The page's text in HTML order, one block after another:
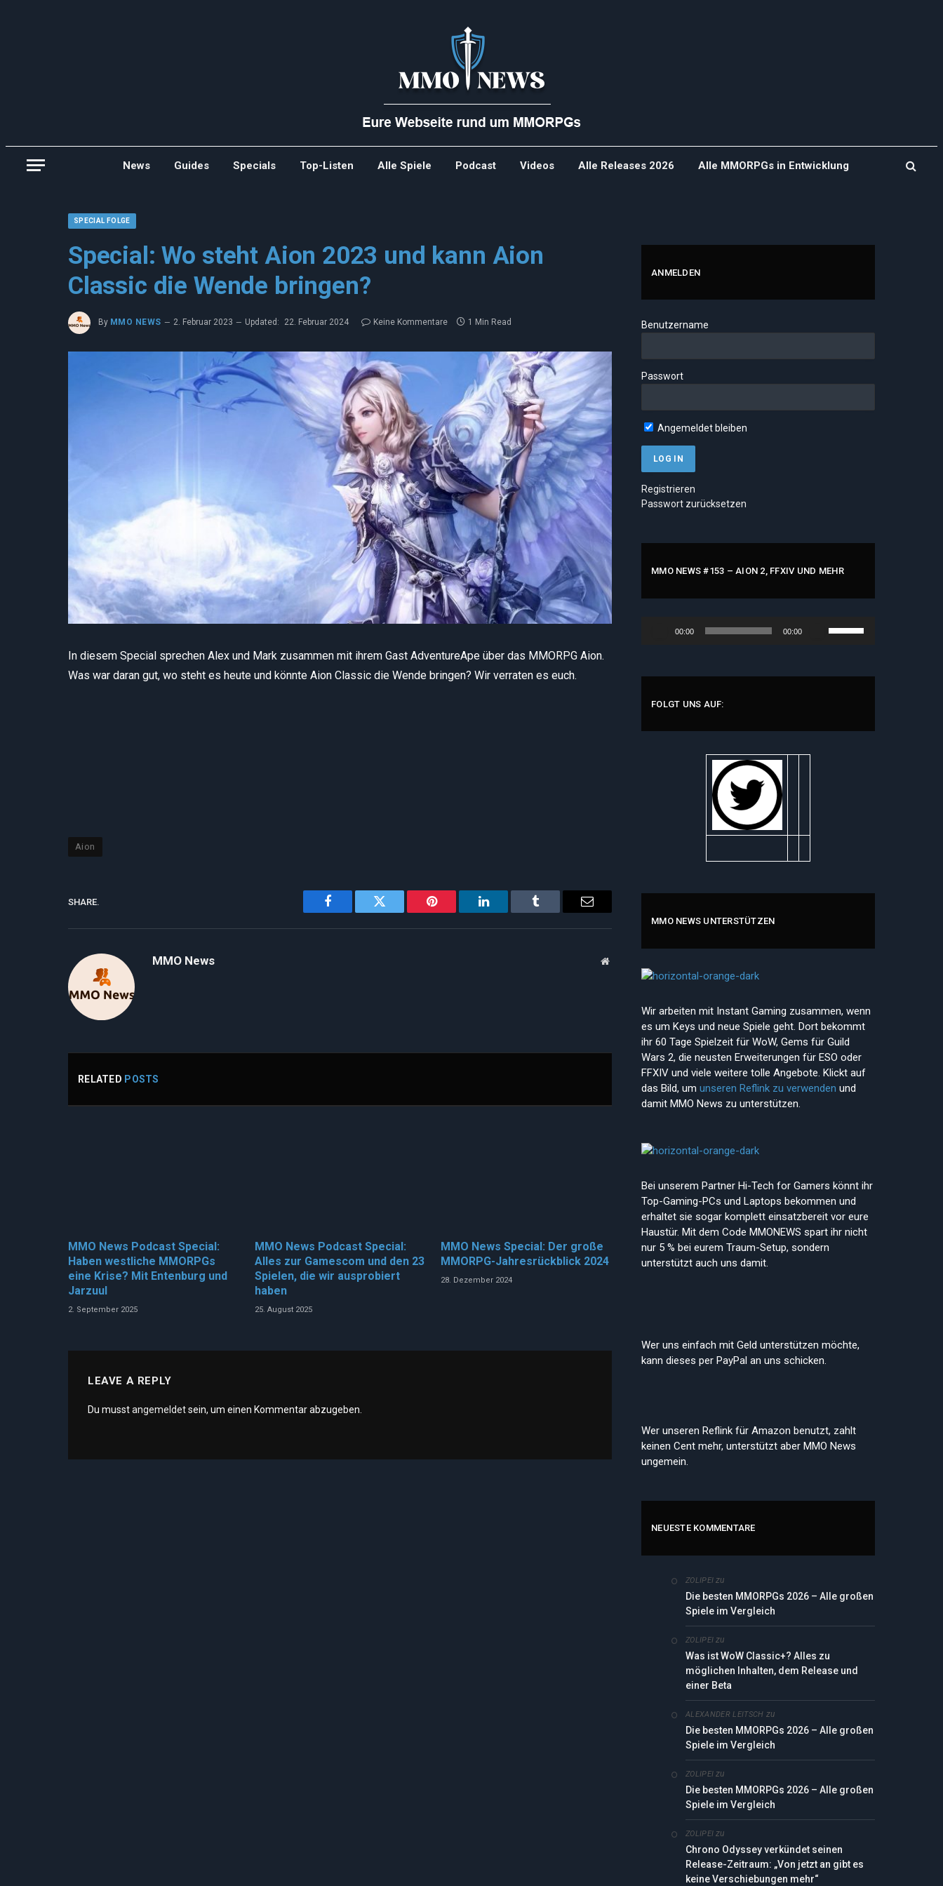
News Guides Specials Top-Listen Alle Spiele Podcast Videos Alle Releases 2026 Alle MMORPGs in Entwicklung
SPECIAL FOLGE
Special: Wo steht Aion 2023 und kann Aion
Classic die Wende bringen?
By MMO NEWS 2. Februar 2023 Updated: 22. Februar 2024 Keine Kommentare 1 Min Read
In diesem Special sprechen Alex und Mark zusammen mit ihrem Gast AdventureApe über das MMORPG Aion.
Was war daran gut, wo steht es heute und könnte Aion Classic die Wende bringen? Wir verraten es euch.
Aion
SHARE.
Facebook Twitter Pinterest LinkedIn Tumblr Email
MMO News Website
RELATED POSTS
MMO News Podcast Special:
Haben westliche MMORPGs
eine Krise? Mit Entenburg und
Jarzuul
2. September 2025
MMO News Podcast Special:
Alles zur Gamescom und den 23
Spielen, die wir ausprobiert
haben
25. August 2025
MMO News Special: Der große
MMORPG-Jahresrückblick 2024
28. Dezember 2024
LEAVE A REPLY
Du musstangemeldetsein, um einen Kommentar abzugeben.
ANMELDEN
Benutzername
Passwort
Angemeldet bleiben
Registrieren
Passwort zurücksetzen
MMO NEWS #153 – AION 2, FFXIV UND MEHR
00:00 00:00
FOLGT UNS AUF:
MMO NEWS UNTERSTÜTZEN
Wir arbeiten mit Instant Gaming zusammen, wenn
es um Keys und neue Spiele geht. Dort bekommt
ihr 60 Tage Spielzeit für WoW, Gems für Guild
Wars 2, die neusten Erweiterungen für ESO oder
FFXIV und viele weitere tolle Angebote. Klickt auf
das Bild, um unseren Reflink zu verwenden und
damit MMO News zu unterstützen.
Bei unserem Partner Hi-Tech for Gamers könnt ihr
Top-Gaming-PCs und Laptops bekommen und
erhaltet sie sogar komplett einsatzbereit vor eure
Haustür. Mit dem Code MMONEWS spart ihr nicht
nur 5 % bei eurem Traum-Setup, sondern
unterstützt auch uns damit.
Wer uns einfach mit Geld unterstützen möchte,
kann dieses per PayPal an uns schicken.
Wer unseren Reflink für Amazon benutzt, zahlt
keinen Cent mehr, unterstützt aber MMO News
ungemein.
NEUESTE KOMMENTARE
ZOLIPEI zu
Die besten MMORPGs 2026 – Alle großen
Spiele im Vergleich
ZOLIPEI zu
Was ist WoW Classic+? Alles zu
möglichen Inhalten, dem Release und
einer Beta
ALEXANDER LEITSCH zu
Die besten MMORPGs 2026 – Alle großen
Spiele im Vergleich
ZOLIPEI zu
Die besten MMORPGs 2026 – Alle großen
Spiele im Vergleich
ZOLIPEI zu
Chrono Odyssey verkündet seinen
Release-Zeitraum: „Von jetzt an gibt es
keine Verschiebungen mehr“